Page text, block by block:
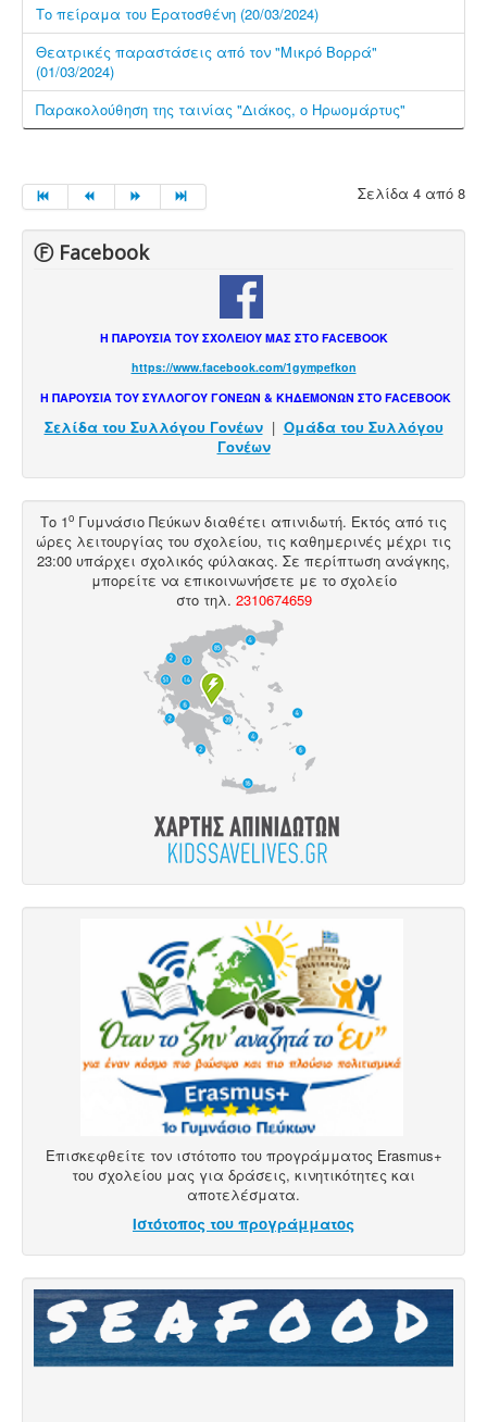
Το πείραμα του Ερατοσθένη (20/03/2024)
Θεατρικές παραστάσεις από τον "Μικρό Βορρά"
(01/03/2024)
Παρακολούθηση της ταινίας "Διάκος, ο Ηρωομάρτυς"
Σελίδα 4 από 8
Ⓕ Facebook
Η ΠΑΡΟΥΣΙΑ ΤΟΥ ΣΧΟΛΕΙΟΥ ΜΑΣ ΣΤΟ FACEBOOK
https://www.facebook.com/1gympefkon
Η ΠΑΡΟΥΣΙΑ ΤΟΥ ΣΥΛΛΟΓΟΥ ΓΟΝΕΩΝ & ΚΗΔΕΜΟΝΩΝ ΣΤΟ FACEBOOK
Σελίδα του Συλλόγου Γονέων| Ομάδα του Συλλόγου
Γονέων
Το 1ο Γυμνάσιο Πεύκων διαθέτει απινιδωτή. Εκτός από τις
ώρες λειτουργίας του σχολείου, τις καθημερινές μέχρι τις
23:00 υπάρχει σχολικός φύλακας. Σε περίπτωση ανάγκης,
μπορείτε να επικοινωνήσετε με το σχολείο
στο τηλ. 2310674659
Επισκεφθείτε τον ιστότοπο του προγράμματος Erasmus+
του σχολείου μας για δράσεις, κινητικότητες και
αποτελέσματα.
Ιστότοπος του προγράμματος